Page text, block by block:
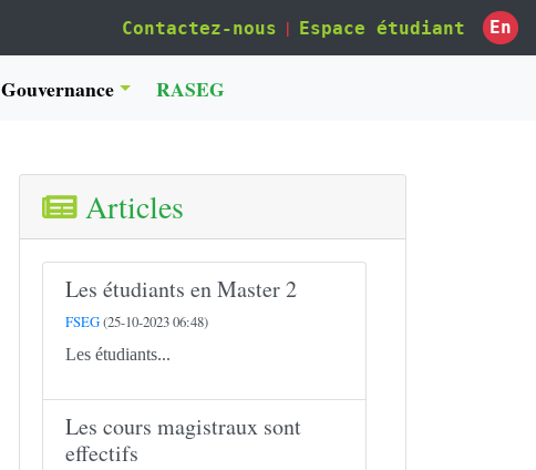
Contactez-nous | Espace étudiant En
Gouvernance RASEG
Articles
Les étudiants en Master 2
FSEG(25-10-2023 06:48)
Les étudiants...
Les cours magistraux sont
effectifs